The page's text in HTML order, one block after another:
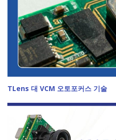
TLens 대 VCM 오토포커스 기술